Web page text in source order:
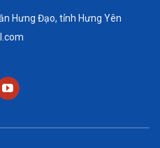
Hưng Đạo, tỉnh Hưng Yên